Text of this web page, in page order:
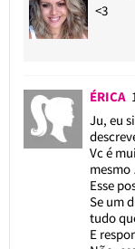
<3
ÉRICA
Ju, eu
Vc é
Esse
Se um
tudo
E